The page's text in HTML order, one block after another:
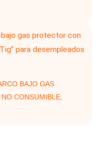
BAJO GAS
CONSUMIBLE,